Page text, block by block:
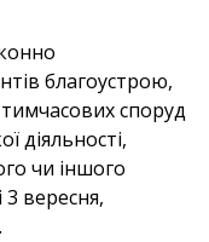
благоустрою,
споруд
діяльності,
чи іншого
вересня,